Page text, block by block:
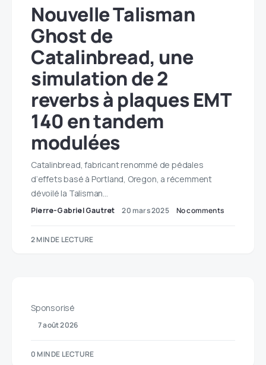
Nouvelle Talisman
Ghost de
Catalinbread, une
simulation de 2
reverbs à plaques EMT
140 en tandem
modulées
Catalinbread, fabricant renommé de pédales
d’effets basé à Portland, Oregon, a récemment
dévoilé la Talisman…
Pierre-Gabriel Gautret 20 mars 2025 No comments
2 MIN DE LECTURE
Sponsorisé
7 août 2026
0 MIN DE LECTURE